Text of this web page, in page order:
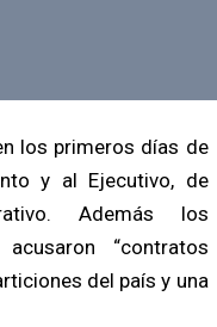
los primeros días de
y al Ejecutivo, de
Además los
“contratos
del país y una